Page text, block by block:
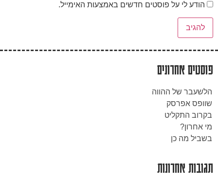
פוסטים אחרונים
הלשעבר של ההווה
שוופס אפרסק
בקרוב התקליט
מי אחרון?
בשביל מה כן
תגובות אחרונות
הודע לי על פוסטים חדשים באמצעות האימייל.